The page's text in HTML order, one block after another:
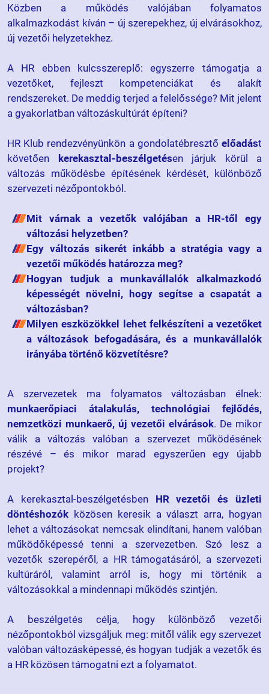
Közben a működés valójában folyamatos
alkalmazkodást kíván – új szerepekhez, új elvárásokhoz,
új vezetői helyzetekhez.
A HR ebben kulcsszereplő: egyszerre támogatja a
vezetőket, fejleszt kompetenciákat és alakít
rendszereket. De meddig terjed a felelőssége? Mit jelent
a gyakorlatban változáskultúrát építeni?
HR Klub rendezvényünkön a gondolatébresztő előadást
követően
kerekasztal-beszélgetésen járjuk körül a
változás működésbe építésének kérdését, különböző
szervezeti nézőpontokból.
Mit várnak a vezetők valójában a HR-től egy
változási helyzetben?
Egy változás sikerét inkább a stratégia vagy a
vezetői működés határozza meg?
Hogyan tudjuk a munkavállalók alkalmazkodó
képességét növelni, hogy segítse a csapatát a
változásban?
Milyen eszközökkel lehet felkészíteni a vezetőket
a változások befogadására, és a munkavállalók
irányába történő közvetítésre?
A szervezetek ma folyamatos változásban élnek:
munkaerőpiaci átalakulás, technológiai fejlődés,
nemzetközi munkaerő, új vezetői elvárások. De mikor
válik a változás valóban a szervezet működésének
részévé – és mikor marad egyszerűen egy újabb
projekt?
A kerekasztal-beszélgetésben HR vezetői és üzleti
döntéshozók közösen keresik a választ arra, hogyan
lehet a változásokat nemcsak elindítani, hanem valóban
működőképessé tenni a szervezetben.Szó lesz a
vezetők szerepéről, a HR támogatásáról, a szervezeti
kultúráról, valamint arról is, hogy mi történik a
változásokkal a mindennapi működés szintjén.
A beszélgetés célja, hogy különböző vezetői
nézőpontokból vizsgáljuk meg: mitől válik egy szervezet
valóban változásképessé, és hogyan tudják a vezetők és
a HR közösen támogatni ezt a folyamatot.